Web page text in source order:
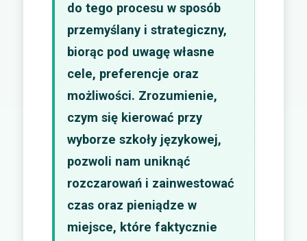
do tego procesu w sposób
przemyślany i strategiczny,
biorąc pod uwagę własne
cele, preferencje oraz
możliwości. Zrozumienie,
czym się kierować przy
wyborze szkoły językowej,
pozwoli nam uniknąć
rozczarowań i zainwestować
czas oraz pieniądze w
miejsce, które faktycznie